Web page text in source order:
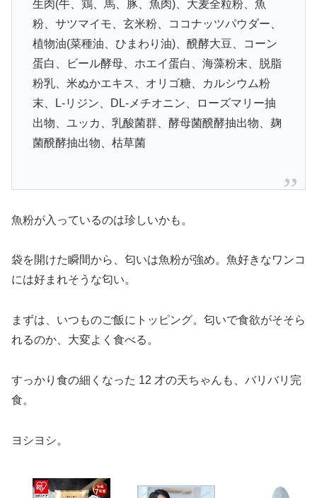
生肉(牛、鶏、馬、豚、魚肉)、大麦全粒粉、魚
粉、サツマイモ、玄米粉、ココナッツパウダー、
植物油(菜種油、ひまわり油)、醗酵大豆、コーン
蛋白、ビール酵母、ホエイ蛋白、海藻粉末、脱脂
粉乳、米ぬかエキス、オリゴ糖、カルシウム粉
末、L-リジン、DL‐メチオニン、ローズマリー抽
出物、ユッカ、乳酸菌群、酵母菌醗酵抽出物、麹
菌醗酵抽出物、枯草菌
魚粉が入っているのは珍しいかも。
袋を開けた瞬間から、匂いは魚粉が強め。魚好きなワンコ
には好まれそうな匂い。
まずは、いつものご飯にトッピング。匂いで食欲がそそら
れるのか、大変よく食べる。
すっかり食の細くなった 12 才の天ちゃんも、バリバリ完
食。
ヨシヨシ。